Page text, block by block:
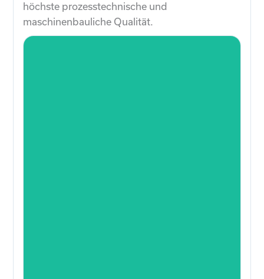
höchste prozesstechnische und
maschinenbauliche Qualität.